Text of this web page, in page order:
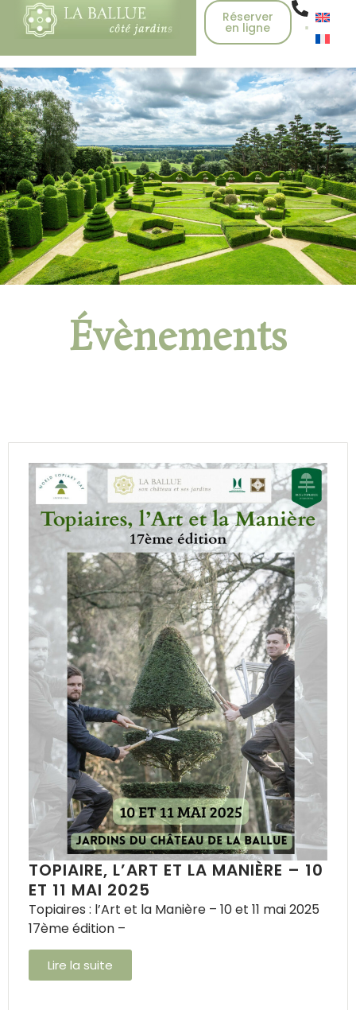
Réserver
en ligne
Évènements
TOPIAIRE, L’ART ET LA MANIÈRE – 10
ET 11 MAI 2025
Topiaires : l’Art et la Manière – 10 et 11 mai 2025
17ème édition –
Lire la suite